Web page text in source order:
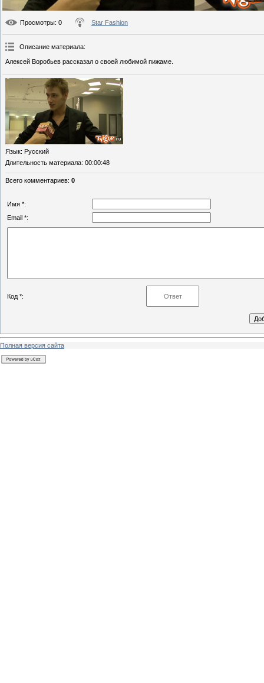
Просмотры: 0 Star Fashion
Описание материала:
Алексей Воробьев рассказал о своей любимой пижаме.
Язык: Русский
Длительность материала: 00:00:48
Всего комментариев: 0
Имя *:
Email *:
Код *:
Полная версия сайта